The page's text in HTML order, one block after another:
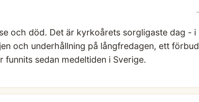
och död. Det är kyrkoårets sorgligaste dag - i
och underhållning på långfredagen, ett förbud
sedan medeltiden i Sverige.